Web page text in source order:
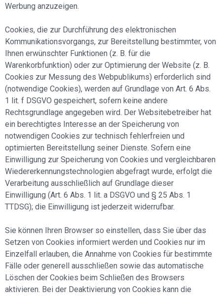
Werbung anzuzeigen.
Cookies, die zur Durchführung des elektronischen
Kommunikationsvorgangs, zur Bereitstellung bestimmter, von
Ihnen erwünschter Funktionen (z. B. für die
Warenkorbfunktion) oder zur Optimierung der Website (z. B.
Cookies zur Messung des Webpublikums) erforderlich sind
(notwendige Cookies), werden auf Grundlage von Art. 6 Abs.
1 lit. f DSGVO gespeichert, sofern keine andere
Rechtsgrundlage angegeben wird. Der Websitebetreiber hat
ein berechtigtes Interesse an der Speicherung von
notwendigen Cookies zur technisch fehlerfreien und
optimierten Bereitstellung seiner Dienste. Sofern eine
Einwilligung zur Speicherung von Cookies und vergleichbaren
Wiedererkennungstechnologien abgefragt wurde, erfolgt die
Verarbeitung ausschließlich auf Grundlage dieser
Einwilligung (Art. 6 Abs. 1 lit. a DSGVO und § 25 Abs. 1
TTDSG); die Einwilligung ist jederzeit widerrufbar.
Sie können Ihren Browser so einstellen, dass Sie über das
Setzen von Cookies informiert werden und Cookies nur im
Einzelfall erlauben, die Annahme von Cookies für bestimmte
Fälle oder generell ausschließen sowie das automatische
Löschen der Cookies beim Schließen des Browsers
aktivieren. Bei der Deaktivierung von Cookies kann die